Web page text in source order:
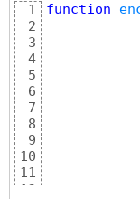
1
2
3
4
5
6
7
8
9
10
11
12
function